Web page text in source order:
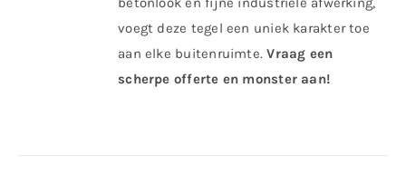
voegt deze tegel een uniek karakter toe
aan elke buitenruimte.Vraag een
scherpe offerte en monster aan!